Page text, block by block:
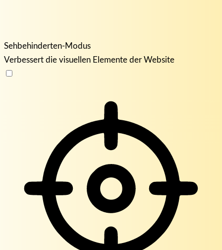
Sehbehinderten-Modus
Verbessert die visuellen Elemente der Website